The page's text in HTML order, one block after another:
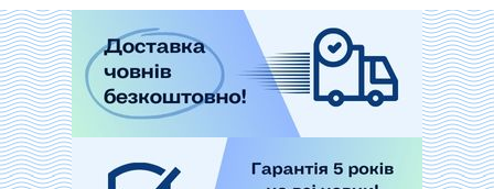
Страховочные жилеты
Мягкие сиденья и другие полезные вещи
Аксессуары Fasten
Навесной транец
Насос для лодки